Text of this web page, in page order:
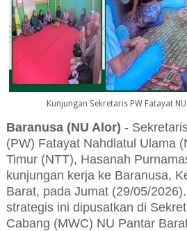
Kunjungan Sekretaris PW Fatayat
Baranusa (NU Alor) -
(PW) Fatayat Nahdlatul Ulama
Timur (NTT), Hasanah
kunjungan kerja ke Baranusa,
Barat, pada Jumat (29/05/
strategis ini dipusatkan di
Cabang (MWC) NU Pantar